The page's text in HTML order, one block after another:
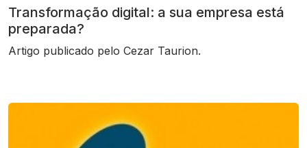
Transformação digital: a sua empresa está
preparada?
Artigo publicado pelo Cezar Taurion.